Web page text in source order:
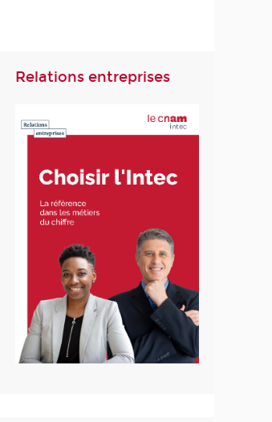
Relations entreprises